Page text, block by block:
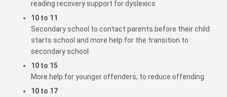
reading recovery support for dyslexics
10 to 11
Secondary school to contact parents before their child
starts school and more help for the transition to
secondary school
10 to 15
More help for younger offenders, to reduce offending
10 to 17